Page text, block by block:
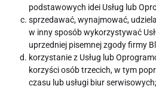
podstawowych idei Usług lub
sprzedawać, wynajmować,
w inny sposób wykorzystywać
uprzedniej pisemnej zgody firmy
korzystanie z Usług lub
korzyści osób trzecich, w tym
czasu lub usługi biur